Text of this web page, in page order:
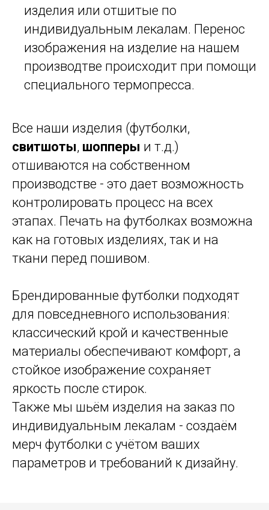
изделия или отшитые по
индивидуальным лекалам. Перенос
изображения на изделие на нашем
производтве происходит при помощи
специального термопресса.
Все наши изделия (футболки,
свитшоты, шопперы и т.д.)
отшиваются на собственном
производстве - это дает возможность
контролировать процесс на всех
этапах. Печать на футболках возможна
как на готовых изделиях, так и на
ткани перед пошивом.
Брендированные футболки подходят
для повседневного использования:
классический крой и качественные
материалы обеспечивают комфорт, а
стойкое изображение сохраняет
яркость после стирок.
Также мы шьём изделия на заказ по
индивидуальным лекалам - создаём
мерч футболки с учётом ваших
параметров и требований к дизайну.